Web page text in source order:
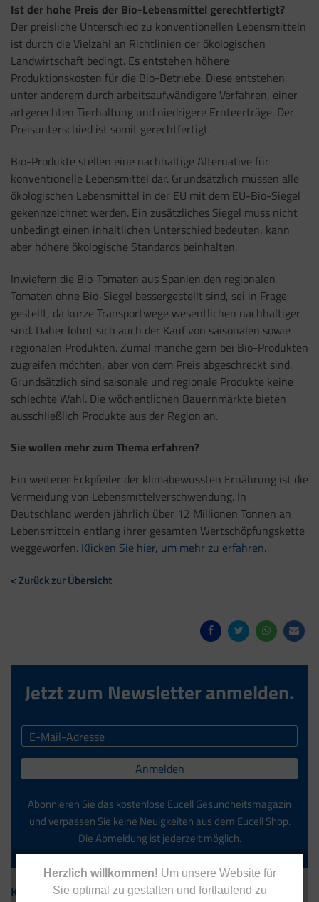
Herzlich willkommen! Um unsere Website für
Sie optimal zu gestalten und fortlaufend zu
Ist der hohe Preis der Bio-Lebensmittel gerechtfertigt?
Der preisliche Unterschied zu konventionellen Lebensmitteln
ist durch die Vielzahl an Richtlinien der ökologischen
Landwirtschaft bedingt. Es entstehen höhere
Produktionskosten für die Bio-Betriebe. Diese entstehen
unter anderem durch arbeitsaufwändigere Verfahren, einer
artgerechten Tierhaltung und niedrigere Ernteerträge. Der
Preisunterschied ist somit gerechtfertigt.
Bio-Produkte stellen eine nachhaltige Alternative für
konventionelle Lebensmittel dar. Grundsätzlich müssen alle
ökologischen Lebensmittel in der EU mit dem EU-Bio-Siegel
gekennzeichnet werden. Ein zusätzliches Siegel muss nicht
unbedingt einen inhaltlichen Unterschied bedeuten, kann
aber höhere ökologische Standards beinhalten.
Inwiefern die Bio-Tomaten aus Spanien den regionalen
Tomaten ohne Bio-Siegel bessergestellt sind, sei in Frage
gestellt, da kurze Transportwege wesentlichen nachhaltiger
sind. Daher lohnt sich auch der Kauf von saisonalen sowie
regionalen Produkten. Zumal manche gern bei Bio-Produkten
zugreifen möchten, aber von dem Preis abgeschreckt sind.
Grundsätzlich sind saisonale und regionale Produkte keine
schlechte Wahl. Die wöchentlichen Bauernmärkte bieten
ausschließlich Produkte aus der Region an.
Sie wollen mehr zum Thema erfahren?
Ein weiterer Eckpfeiler der klimabewussten Ernährung ist die
Vermeidung von Lebensmittelverschwendung. In
Deutschland werden jährlich über 12 Millionen Tonnen an
Lebensmitteln entlang ihrer gesamten Wertschöpfungskette
weggeworfen. Klicken Sie hier, um mehr zu erfahren.
< Zurück zur Übersicht
Jetzt zum Newsletter anmelden.
Anmelden
Abonnieren Sie das kostenlose Eucell Gesundheitsmagazin
und verpassen Sie keine Neuigkeiten aus dem Eucell Shop.
Die Abmeldung ist jederzeit möglich.
Kontakt